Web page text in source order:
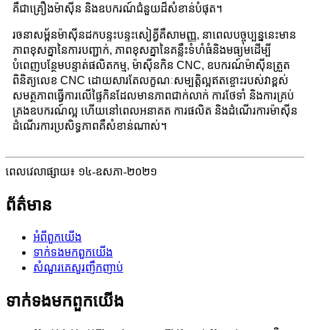
គឺជាគ្រឿងម៉ាស៊ីន និងឧបករណ៍ជំនួយដ៏សំខាន់បំផុត។
រចនាសម្ព័នម៉ាស៊ីនដកបន្ទះបន្ទះសៀគ្វីគឺសាមញ្ញ, នាពេលបច្ចុប្បន្ននេះមាន
ភាពខុសគ្នានៃការបញ្ជាក់, ភាពខុសគ្នានៃគន្លឹះទំហំធំនិងមធ្យមដើម្បី
បំពេញបន្ថែមបន្ទាត់ផលិតកម្ម, ម៉ាស៊ីនកិន CNC, ឧបករណ៍ម៉ាស៊ីនត្រួត
ពិនិត្យលេខ CNC ដោយសារតែលក្ខណៈសម្បត្តិល្អឥតខ្ចោះរបស់វាខ្ពស់
សមត្ថភាពធ្វើការលើផ្ទៃកិនដែលមានភាពជាក់លាក់ ការថែទាំ និងការគ្រប់
គ្រងឧបករណ៍ល្អ ហើយនៅពេលអនាគត ការផលិត និងដំណើរការម៉ាស៊ីន
ដំណើរការប្រសិទ្ធភាពគឺសំខាន់ណាស់។
ពេលវេលាផ្សាយ៖ ១៤-ឧសភា-២០២១
ព័ត៌មាន
អំពី​ពួក​យើង
ទាក់ទង​មក​ពួក​យើង
សំណួរគេសួរញឹកញាប់
ទាក់ទង​មក​ពួក​យើង